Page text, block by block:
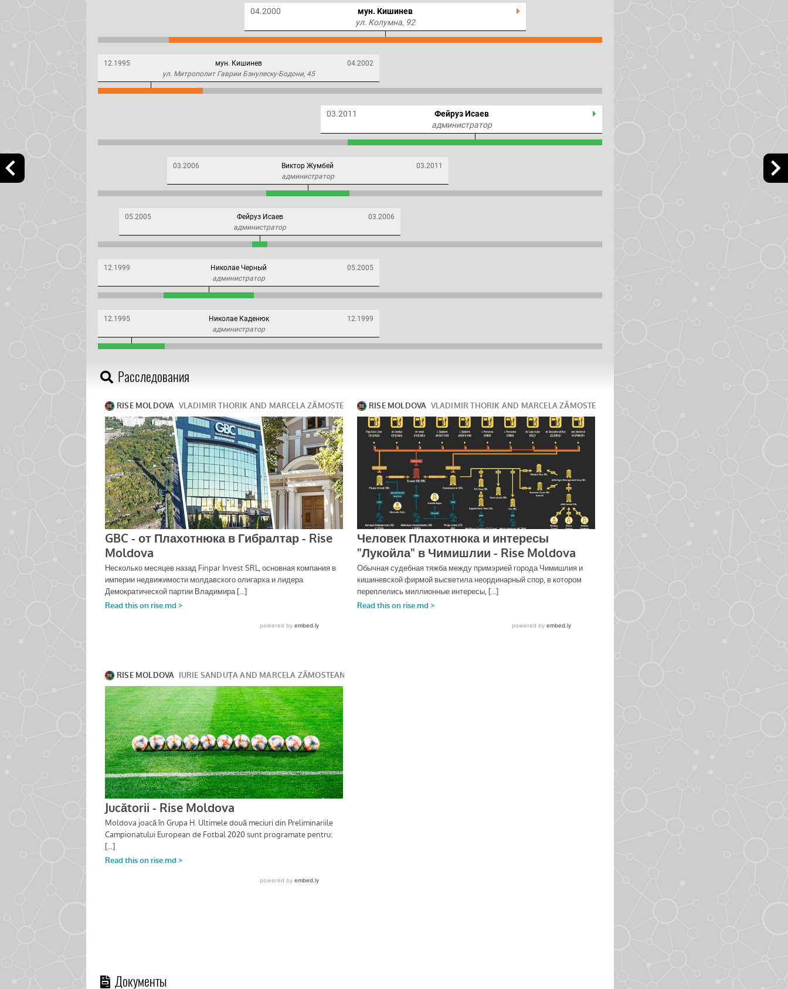
04.2000
мун. Кишинев
ул. Колумна, 92
12.1995 мун. Кишинев
04.2002
ул. Митрополит Гаврии Бэнулеску-Бодони, 45
03.2011
Фейруз Исаев
администратор
03.2006 Виктор Жумбей
03.2011
администратор
05.2005 Фейруз Исаев
03.2006
администратор
12.1999 Николае Черный
05.2005
администратор
12.1995 Николае Каденюк
12.1999
администратор
Расследования
Документы